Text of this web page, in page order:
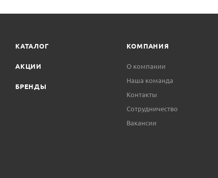
КАТАЛОГ
АКЦИИ
БРЕНДЫ
КОМПАНИЯ
О компании
Наша команда
Контакты
Сотрудничество
Вакансии